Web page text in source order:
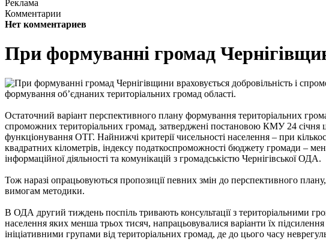
Реклама
Комментарии
Нет комментариев
При формуванні громад
формування об’єднаних територіальних громад області.
Остаточний варіант перспективного плану формування територіальних
спроможних територіальних громад, затверджені постановою КМУ 24 січня
функціонування ОТГ. Найнижчі критерії чисельності населення – при
квадратних кілометрів, індексу податкоспроможності бюджету громади –
інформаційної діяльності та комунікацій з громадськістю Чернігівської ОДА.
Тож наразі опрацьовуються пропозиції певних змін до перспективного
вимогам методики.
В ОДА другий тиждень поспіль тривають консультації з територіальними
населення яких менша трьох тисяч, напрацьовувалися варіанти їх
ініціативними групами від територіальних громад, де до цього часу